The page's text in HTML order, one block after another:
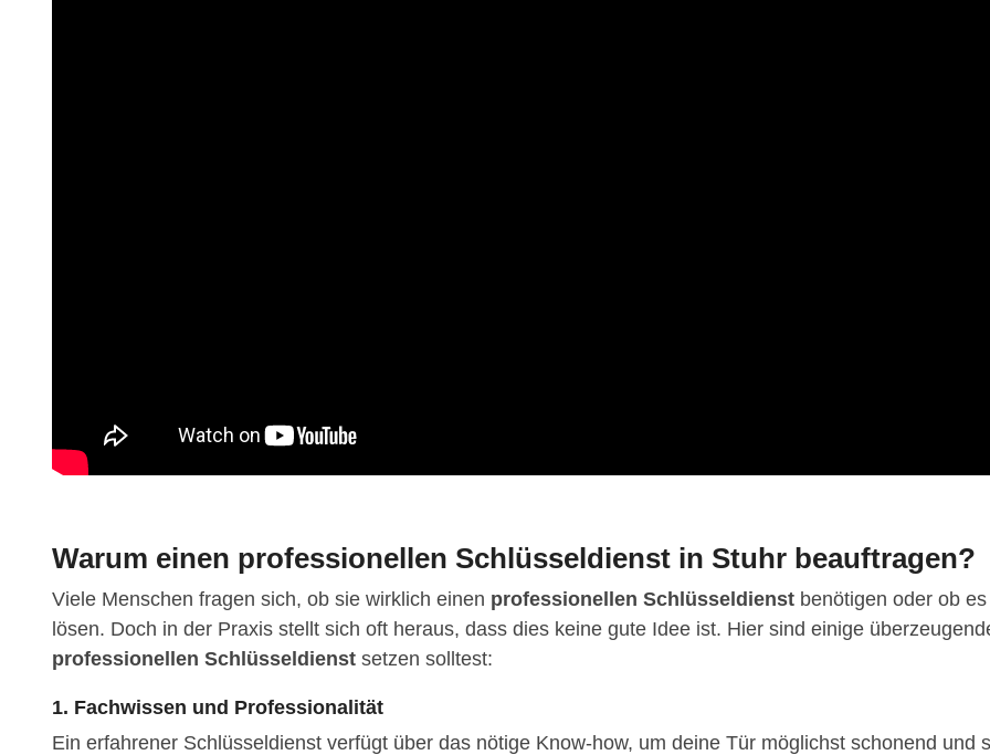
Warum einen professionellen Schlüsseldienst in Stuhr beauftragen?
Viele Menschen fragen sich, ob sie wirklich einen professionellen Schlüsseldienst benötigen oder ob
lösen. Doch in der Praxis stellt sich oft heraus, dass dies keine gute Idee ist. Hier sind einige
professionellen Schlüsseldienst setzen solltest:
1. Fachwissen und Professionalität
Ein erfahrener Schlüsseldienst verfügt über das nötige Know-how, um deine Tür möglichst schonend und